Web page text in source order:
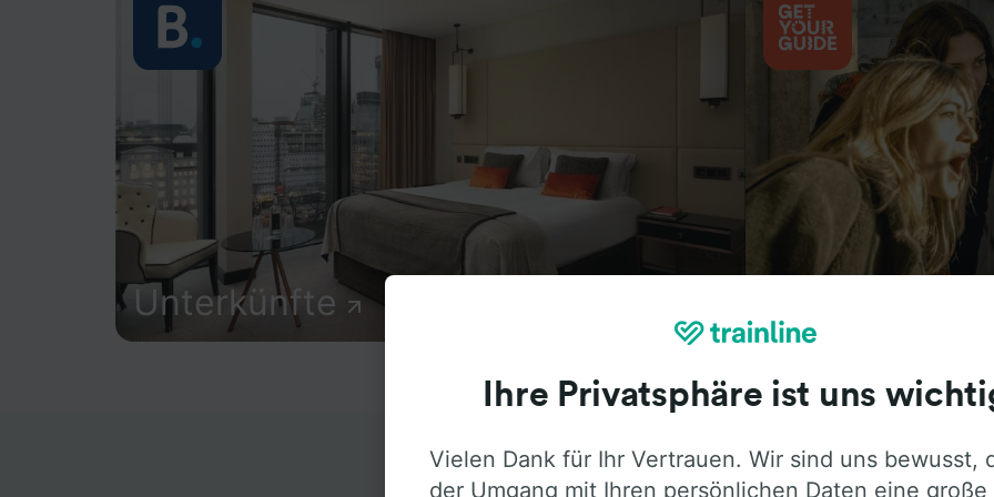
Unterkünfte
Die ehrliche Meinung von Trainline-
Ihre Privatsphäre ist uns
Vielen Dank für Ihr Vertrauen. Wir sind uns bewusst,
der Umgang mit Ihren persönlichen Daten eine große